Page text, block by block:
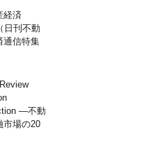
経済
日刊不動
通信特集
―不動
市場の20